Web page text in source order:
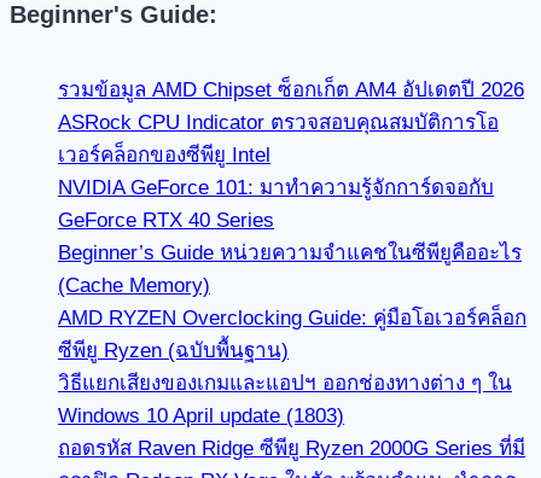
Beginner's Guide:
รวมข้อมูล AMD Chipset ซ็อกเก็ต AM4 อัปเดตปี 2026
ASRock CPU Indicator ตรวจสอบคุณสมบัติการโอ
เวอร์คล็อกของซีพียู Intel
NVIDIA GeForce 101: มาทำความรู้จักการ์ดจอกับ
GeForce RTX 40 Series
Beginner’s Guide หน่วยความจำแคชในซีพียูคืออะไร
(Cache Memory)
AMD RYZEN Overclocking Guide: คู่มือโอเวอร์คล็อก
ซีพียู Ryzen (ฉบับพื้นฐาน)
วิธีแยกเสียงของเกมและแอปฯ ออกช่องทางต่าง ๆ ใน
Windows 10 April update (1803)
ถอดรหัส Raven Ridge ซีพียู Ryzen 2000G Series ที่มี